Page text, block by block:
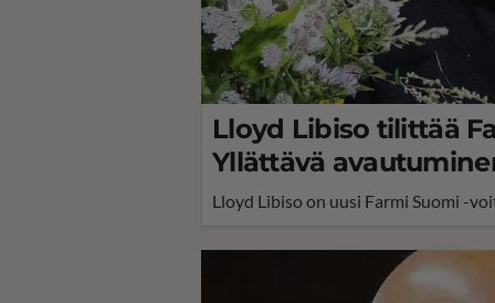
Lloyd Libiso tilittää
Yllättävä
Lloyd Libiso on uusi Farmi Suomi -